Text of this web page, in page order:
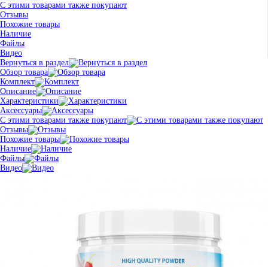
С этими товарами также покупают
Отзывы
Похожие товары
Наличие
Файлы
Видео
Вернуться в раздел
Обзор товара
Комплект
Описание
Характеристики
Аксессуары
С этими товарами также покупают
Отзывы
Похожие товары
Наличие
Файлы
Видео